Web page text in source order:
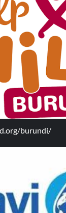
burundi/